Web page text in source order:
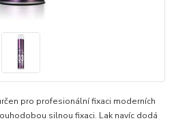
pro profesionální fixaci moderních
silnou fixaci. Lak navíc dodá